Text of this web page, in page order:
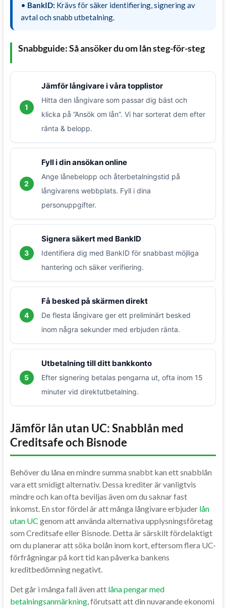
• BankID: Krävs för säker identifiering, signering av
avtal och snabb utbetalning.
Snabbguide: Så ansöker du om lån steg-för-steg
1
Jämför långivare i våra topplistor
Hitta den långivare som passar dig bäst och
klicka på ”Ansök om lån”. Vi har sorterat dem efter
ränta & belopp.
2
Fyll i din ansökan online
Ange lånebelopp och återbetalningstid på
långivarens webbplats. Fyll i dina
personuppgifter.
3
Signera säkert med BankID
Identifiera dig med BankID för snabbast möjliga
hantering och säker verifiering.
4
Få besked på skärmen direkt
De flesta långivare ger ett preliminärt besked
inom några sekunder med erbjuden ränta.
5
Utbetalning till ditt bankkonto
Efter signering betalas pengarna ut, ofta inom 15
minuter vid direktutbetalning.
Jämför lån utan UC: Snabblån med
Creditsafe och Bisnode
Behöver du låna en mindre summa snabbt kan ett snabblån
vara ett smidigt alternativ. Dessa krediter är vanligtvis
mindre och kan ofta beviljas även om du saknar fast
inkomst. En stor fördel är att många långivare erbjuder lån
utan UC genom att använda alternativa upplysningsföretag
som Creditsafe eller Bisnode. Detta är särskilt fördelaktigt
om du planerar att söka bolån inom kort, eftersom flera UC-
förfrågningar på kort tid kan påverka bankens
kreditbedömning negativt.
Det går i många fall även att låna pengar med
betalningsanmärkning, förutsatt att din nuvarande ekonomi